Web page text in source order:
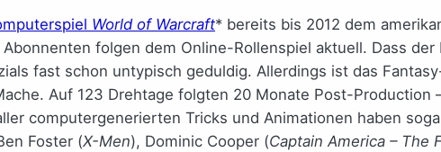
World of Warcraft* bereits bis 2012 dem
folgen dem Online-Rollenspiel aktuell. Dass der
fast schon untypisch geduldig. Allerdings ist das
Auf 123 Drehtage folgten 20 Monate Post-
computergenerierten Tricks und Animationen haben
Foster (X-Men), Dominic Cooper (Captain America – The